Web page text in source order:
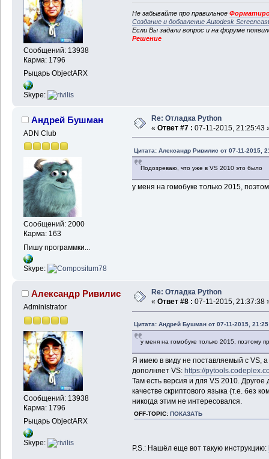
Сообщений: 13938
Карма: 1796
Рыцарь ObjectARX
Skype:
Не забывайте про правильное
Создание и добавление Autodesk
Если Вы задали вопрос и на форуме
Решение
Андрей Бушман
ADN Club
Сообщений: 2000
Карма: 163
Пишу программки...
Skype:
Re: Отладка Python
« Ответ #7 : 07-11-2015, 21:25:43
Цитата: Александр Ривилис от 07-11-2015,
Подозреваю, что уже в VS 2010 это было
у меня на гомобуке только 2015,
Александр Ривилис
Administrator
Сообщений: 13938
Карма: 1796
Рыцарь ObjectARX
Skype:
Re: Отладка Python
« Ответ #8 : 07-11-2015, 21:37:38
Цитата: Андрей Бушман от 07-11-2015,
у меня на гомобуке только 2015, поэтому
Я имею в виду не поставляемый с VS,
дополняет VS: https://
Там есть версия и для VS 2010. Другое
качестве скриптового языка (т.е. без
никогда этим не интересовался.
OFF-TOPIC: ПОКАЗАТЬ
P.S.: Нашёл еще вот такую инструкцию: